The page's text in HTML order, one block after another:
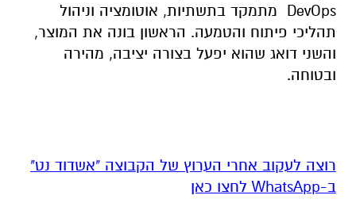
DevOps
מתמקד בתשתיות, אוטומציה וניהול
תהליכי פיתוח והטמעה. הראשון בונה את המוצר,
והשני דואג שהוא יפעל בצורה יציבה, מהירה
ובטוחה.
רוצה לעקוב אחרי הערוץ של הקבוצה "אשדוד נט"
ב-WhatsApp לחצו כאן